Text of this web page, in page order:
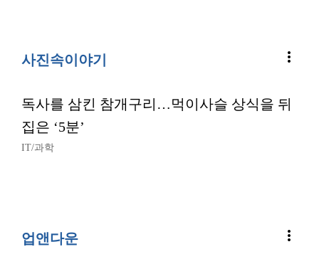
사진속이야기 more_vert
독사를 삼킨 참개구리…먹이사슬 상식을 뒤
집은 ‘5분’
IT/과학
업앤다운 more_vert